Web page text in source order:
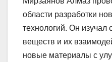
области разработки
технологий. Он изучал
веществ и их
новые материалы с